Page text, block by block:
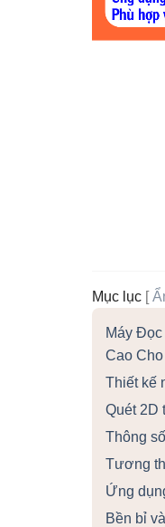
Mục lục [
Máy
Cao
Thiết kế
Quét 2D
Thông
Tương
Ứng
Bền bỉ